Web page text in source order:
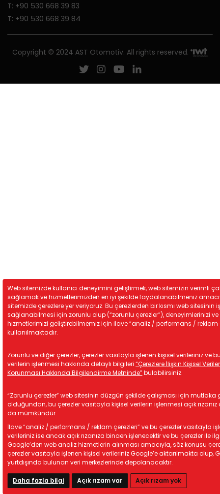
T: +90 530 668 39 83
T: +90 530 668 39 84
Copyright © 2024 AST Otomotiv. All rights reserved.
Web sitemizde kullanıcı deneyimini geliştirmek, web sitemizin verimli
sağlamak ve hizmetlerimizden en iyi şekilde faydalanabilmeniz
sitemizde çerezlere yer veriyoruz. Bu çerezlerden bir kısmı web sitesinin
sağlanabilmesi için zorunlu olup (“zorunlu çerezler”), deneyimlerinizi ve
hizmetlerimizi geliştirebilmemiz için ilave “analiz / performans / reklam
kullanılmaktadır.
Zorunlu ve diğer çerezler, çerezler vasıtayla işlenen kişisel verileriniz ve
verilerin işlenmesi hakkında detaylı bilgileri “Çerezlere İlişkin Kişisel
Korunması Hakkında Bilgilendirme Metninde” bulabilirsiniz.
“Zorunlu çerezler” web sitesinin düzgün şekilde çalışması için mutlaka
olduğundan, bu çerezler vasıtayla kişisel verilerin işlenmesi açık
da mümkündür.
İlave “analiz / performans / reklam çerezleri” ve bu çerezler vasıtayla
verileriniz ise ancak açık rızanıza binaen işlenecektir ve bu çerezler ile
Google’den web analiz hizmetlerin alınması amacıyla, söz konusu
çerezler vasıtayla işlenen kişisel verileriniz Google’e aktarılmakta olup,
yurtdışında bulunan veri merkezlerinde depolanacaktır.
Daha fazla bilgi Açık rızam var Açık rızam yok